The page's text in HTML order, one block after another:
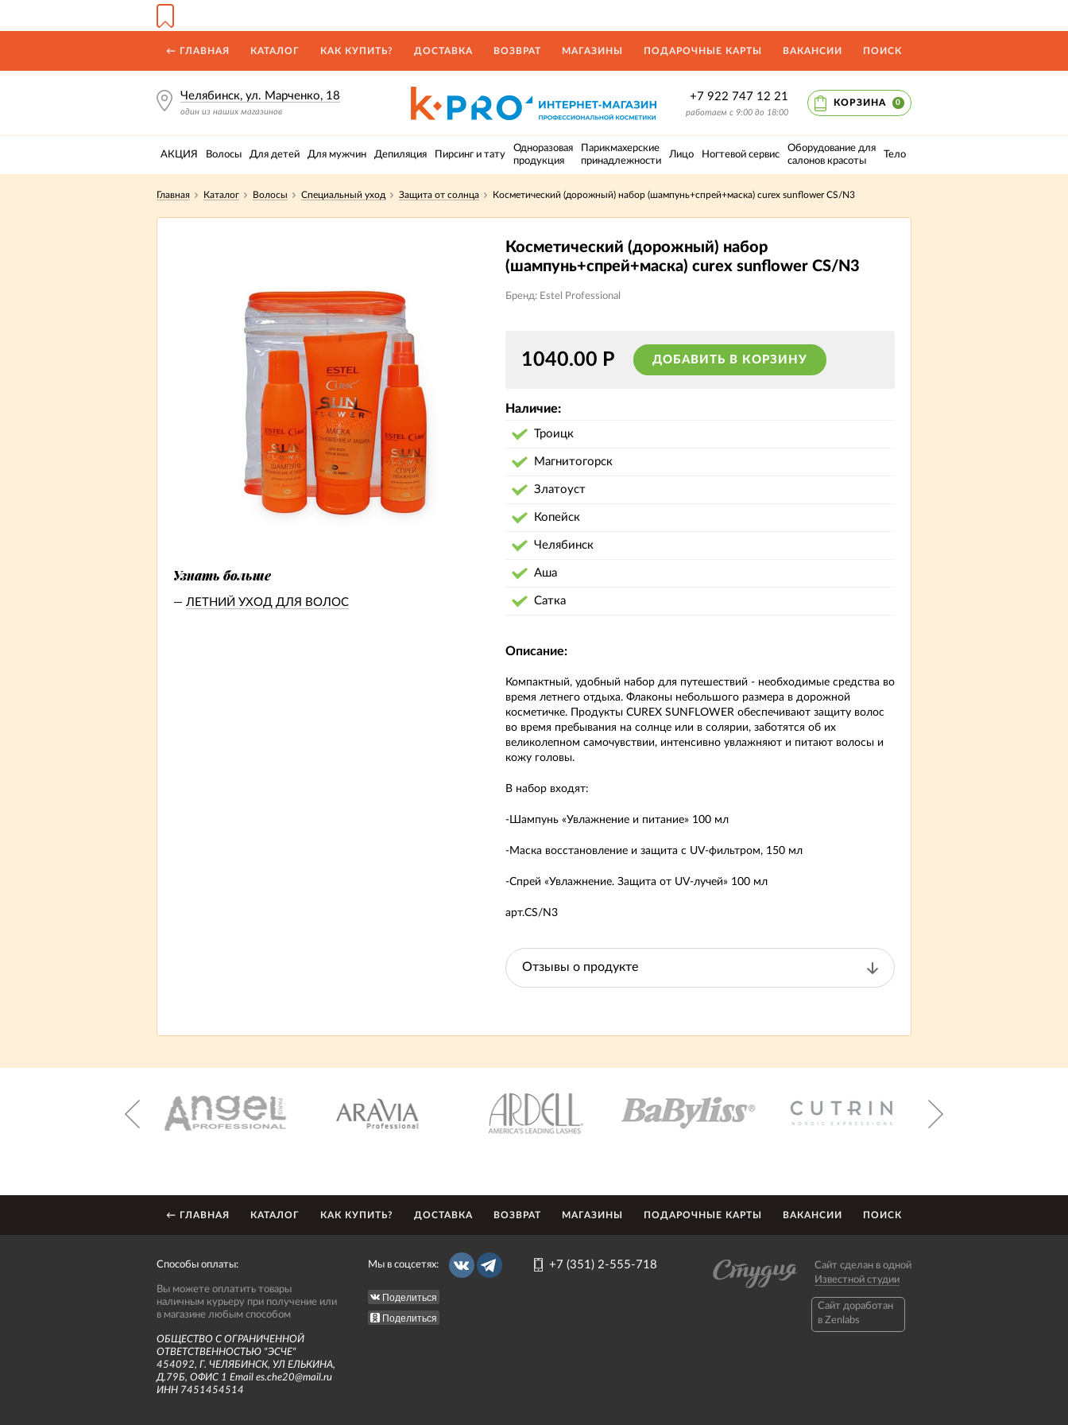
← ГЛАВНАЯ КАТАЛОГ КАК КУПИТЬ? ДОСТАВКА ВОЗВРАТ МАГАЗИНЫ ПОДАРОЧНЫЕ КАРТЫ ВАКАНСИИ ПОИСК
Челябинск, ул. Марченко, 18
один из наших магазинов
+7 922 747 12 21
работаем с 9:00 до 18:00
КОРЗИНА 0
АКЦИЯ Волосы Для детей Для мужчин Депиляция Пирсинг и тату
Одноразовая
продукция
Парикмахерские
принадлежности
Лицо Ногтевой сервис
Оборудование для
салонов красоты
Тело
Главная Каталог Волосы Специальный уход Защита от солнца Косметический (дорожный) набор (шампунь+спрей+маска) curex sunflower CS/N3
Узнать больше
ЛЕТНИЙ УХОД ДЛЯ ВОЛОС
Косметический (дорожный) набор
(шампунь+спрей+маска) curex sunflower CS/N3
Бренд: Estel Professional
1040.00 Р ДОБАВИТЬ В КОРЗИНУ
Наличие:
Троицк
Магнитогорск
Златоуст
Копейск
Челябинск
Аша
Сатка
Описание:
Компактный, удобный набор для путешествий - необходимые средства во
время летнего отдыха. Флаконы небольшого размера в дорожной
косметичке. Продукты CUREX SUNFLOWER обеспечивают защиту волос
во время пребывания на солнце или в солярии, заботятся об их
великолепном самочувствии, интенсивно увлажняют и питают волосы и
кожу головы.
В набор входят:
-Шампунь «Увлажнение и питание» 100 мл
-Маска восстановление и защита с UV-фильтром, 150 мл
-Спрей «Увлажнение. Защита от UV-лучей» 100 мл
арт.CS/N3
Отзывы о продукте
← ГЛАВНАЯ КАТАЛОГ КАК КУПИТЬ? ДОСТАВКА ВОЗВРАТ МАГАЗИНЫ ПОДАРОЧНЫЕ КАРТЫ ВАКАНСИИ ПОИСК
Способы оплаты:
Вы можете оплатить товары
наличным курьеру при получение или
в магазине любым способом
ОБЩЕСТВО С ОГРАНИЧЕННОЙ
ОТВЕТСТВЕННОСТЬЮ "ЭСЧЕ"
454092, Г. ЧЕЛЯБИНСК, УЛ ЕЛЬКИНА,
Д.79Б, ОФИС 1 Email es.che20@mail.ru
ИНН 7451454514
Мы в соцсетях:
Поделиться
Поделиться
+7 (351) 2-555-718
Сайт сделан в одной
Известной студии
Caйт доработан
в Zenlabs